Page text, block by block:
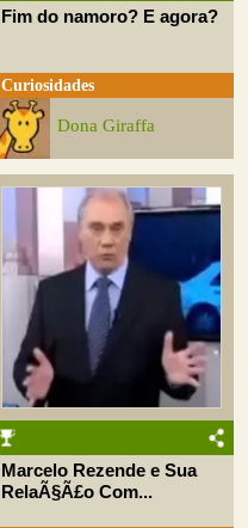
Fim do namoro? E agora?
Curiosidades
Dona Giraffa
Marcelo Rezende e Sua
RelaÃ§Ã£o Com...